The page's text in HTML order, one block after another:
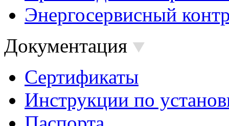
Энергосервисный
Документация
Сертификаты
Инструкции по